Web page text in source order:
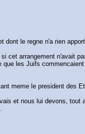
dont le regne n'a rien
cet arrangement n'avait
les Juifs
meme le president des
et nous lui devons, tout